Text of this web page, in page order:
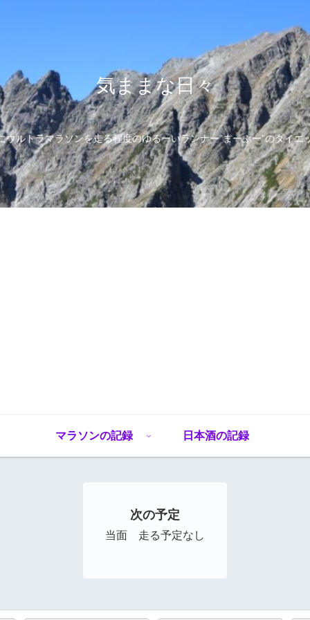
気ままな日々
ウルトラマラソンを走る程度のゆるーいランナー”まーぶー”のダイエ
マラソンの記録 日本酒の記録
次の予定
当面 走る予定なし